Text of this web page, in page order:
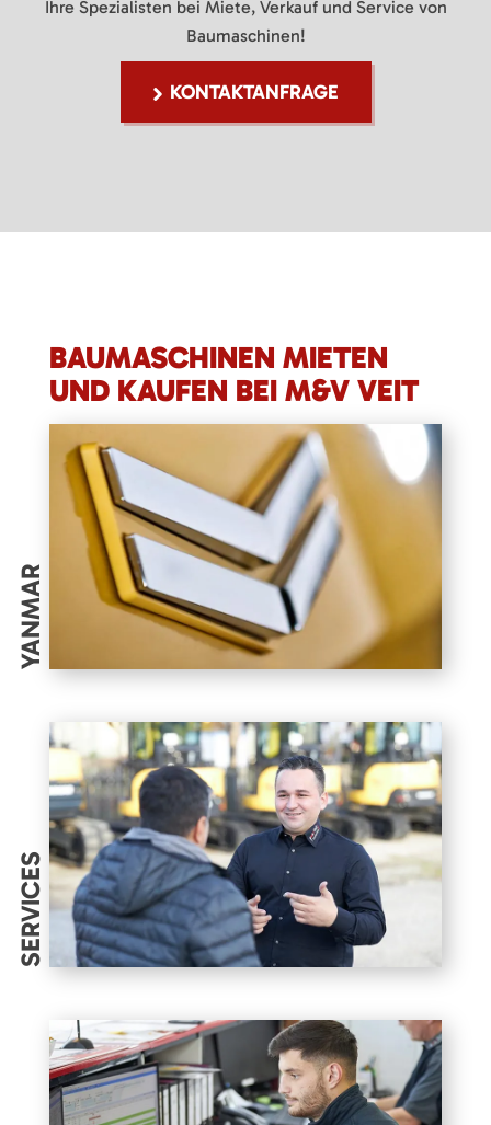
Ihre Spezialisten bei Miete, Verkauf und Service von
Baumaschinen!
KONTAKTANFRAGE
BAUMASCHINEN MIETEN
UND KAUFEN BEI M&V VEIT
YANMAR
SERVICES